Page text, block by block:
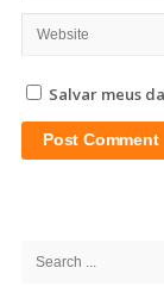
Salvar meus
Search